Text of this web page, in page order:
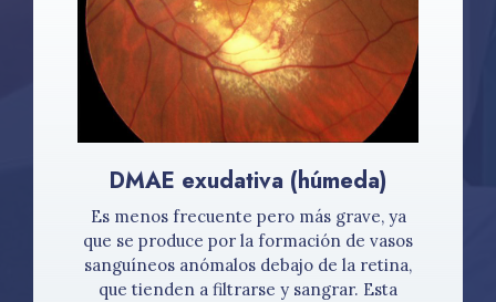
DMAE exudativa (húmeda)
Es menos frecuente pero más grave, ya
que se produce por la formación de vasos
sanguíneos anómalos debajo de la retina,
que tienden a filtrarse y sangrar. Esta